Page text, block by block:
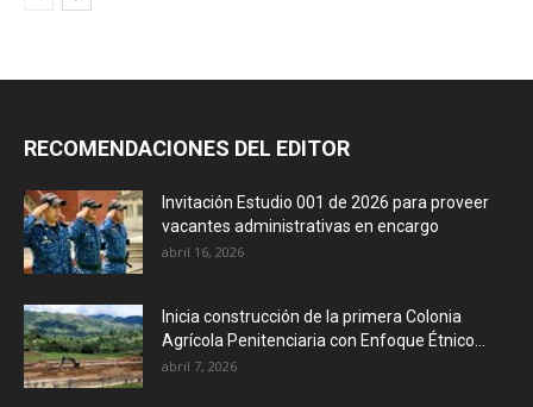
RECOMENDACIONES DEL EDITOR
Invitación Estudio 001 de 2026 para proveer
vacantes administrativas en encargo
abril 16, 2026
Inicia construcción de la primera Colonia
Agrícola Penitenciaria con Enfoque Étnico...
abril 7, 2026